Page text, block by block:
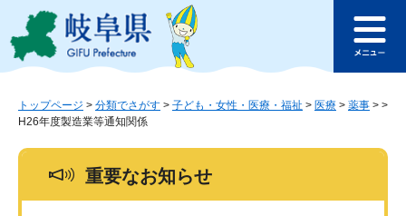
ジ
ュ
このページの本文へ
ュ
トップページ > 分類でさがす > 子ども・女性・医療・福祉 > 医療 > 薬事 > >
H26年度製造業等通知関係
重要なお知らせ